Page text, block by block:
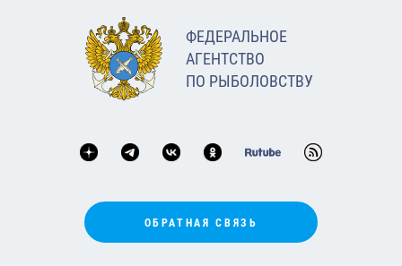
ФЕДЕРАЛЬНОЕ
АГЕНТСТВО
ПО РЫБОЛОВСТВУ
ОБРАТНАЯ СВЯЗЬ